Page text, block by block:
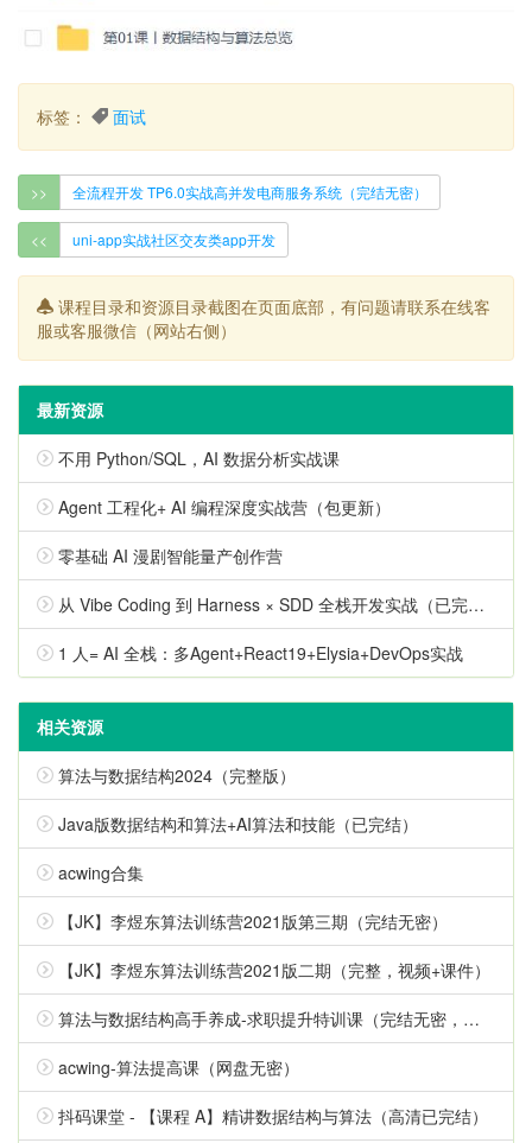
标签： 面试
>> 全流程开发 TP6.0实战高并发电商服务系统（完结无密）
<< uni-app实战社区交友类app开发
课程目录和资源目录截图在页面底部，有问题请联系在线客
服或客服微信（网站右侧）
最新资源
不用 Python/SQL，AI 数据分析实战课
Agent 工程化+ AI 编程深度实战营（包更新）
零基础 AI 漫剧智能量产创作营
从 Vibe Coding 到 Harness × SDD 全栈开发实战（已完结）
1 人= AI 全栈：多Agent+React19+Elysia+DevOps实战
相关资源
算法与数据结构2024（完整版）
Java版数据结构和算法+AI算法和技能（已完结）
acwing合集
【JK】李煜东算法训练营2021版第三期（完结无密）
【JK】李煜东算法训练营2021版二期（完整，视频+课件）
算法与数据结构高手养成-求职提升特训课（完结无密，视频+课件代码齐全）
acwing-算法提高课（网盘无密）
抖码课堂 - 【课程 A】精讲数据结构与算法（高清已完结）